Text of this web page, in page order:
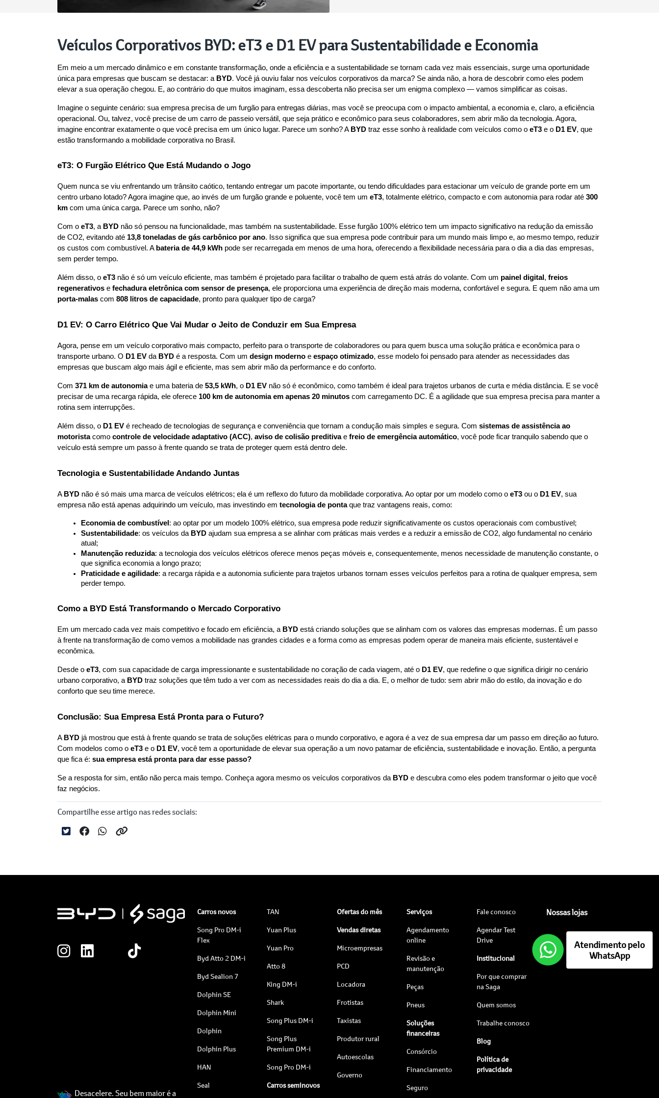
Veículos Corporativos BYD: eT3 e D1 EV para Sustentabilidade e Economia
Em meio a um mercado dinâmico e em constante transformação, onde a eficiência e a sustentabilidade se tornam cada vez mais essenciais, surge uma oportunidade
única para empresas que buscam se destacar: a BYD. Você já ouviu falar nos veículos corporativos da marca? Se ainda não, a hora de descobrir como eles podem
elevar a sua operação chegou. E, ao contrário do que muitos imaginam, essa descoberta não precisa ser um enigma complexo — vamos simplificar as coisas.
Imagine o seguinte cenário: sua empresa precisa de um furgão para entregas diárias, mas você se preocupa com o impacto ambiental, a economia e, claro, a eficiência
operacional. Ou, talvez, você precise de um carro de passeio versátil, que seja prático e econômico para seus colaboradores, sem abrir mão da tecnologia. Agora,
imagine encontrar exatamente o que você precisa em um único lugar. Parece um sonho? A BYD traz esse sonho à realidade com veículos como o eT3 e o D1 EV, que
estão transformando a mobilidade corporativa no Brasil.
eT3: O Furgão Elétrico Que Está Mudando o Jogo
Quem nunca se viu enfrentando um trânsito caótico, tentando entregar um pacote importante, ou tendo dificuldades para estacionar um veículo de grande porte em um
centro urbano lotado? Agora imagine que, ao invés de um furgão grande e poluente, você tem um eT3, totalmente elétrico, compacto e com autonomia para rodar até 300
km com uma única carga. Parece um sonho, não?
Com o eT3, a BYD não só pensou na funcionalidade, mas também na sustentabilidade. Esse furgão 100% elétrico tem um impacto significativo na redução da emissão
de CO2, evitando até 13,8 toneladas de gás carbônico por ano. Isso significa que sua empresa pode contribuir para um mundo mais limpo e, ao mesmo tempo, reduzir
os custos com combustível. A bateria de 44,9 kWh pode ser recarregada em menos de uma hora, oferecendo a flexibilidade necessária para o dia a dia das empresas,
sem perder tempo.
Além disso, o eT3 não é só um veículo eficiente, mas também é projetado para facilitar o trabalho de quem está atrás do volante. Com um painel digital , freios
regenerativos e fechadura eletrônica com sensor de presença
porta-malas com 808 litros de capacidade, pronto para qualquer tipo de carga?
D1 EV: O Carro Elétrico Que Vai Mudar o Jeito de Conduzir em Sua Empresa
Agora, pense em um veículo corporativo mais compacto, perfeito para o transporte de colaboradores ou para quem busca uma solução prática e econômica para o
transporte urbano. O D1 EV da BYD é a resposta. Com um design moderno e espaço otimizado, esse modelo foi pensado para atender as necessidades das
empresas que buscam algo mais ágil e eficiente, mas sem abrir mão da performance e do conforto.
Com 371 km de autonomia e uma bateria de 53,5 kWh, o D1 EV não só é econômico, como também é ideal para trajetos urbanos de curta e média distância. E se você
precisar de uma recarga rápida, ele oferece 100 km de autonomia em apenas 20 minutos com carregamento DC. É a agilidade que sua empresa precisa para manter a
rotina sem interrupções.
Além disso, o D1 EV é recheado de tecnologias de segurança e conveniência que tornam a condução mais simples e segura. Com sistemas de assistência ao
motorista como controle de velocidade adaptativo (ACC), aviso de colisão preditiva e freio de emergência automático, você pode ficar tranquilo sabendo que o
veículo está sempre um passo à frente quando se trata de proteger quem está dentro dele.
Tecnologia e Sustentabilidade Andando Juntas
A BYD não é só mais uma marca de veículos elétricos; ela é um reflexo do futuro da mobilidade corporativa. Ao optar por um modelo como o eT3 ou o D1 EV, sua
empresa não está apenas adquirindo um veículo, mas investindo em tecnologia de ponta que traz vantagens reais, como:
Economia de combustível : ao optar por um modelo 100% elétrico, sua empresa pode reduzir significativamente os custos operacionais com combustível;
Sustentabilidade: os veículos da BYD ajudam sua empresa a se alinhar com práticas mais verdes e a reduzir a emissão de CO2, algo fundamental no cenário
atual;
Manutenção reduzida: a tecnologia dos veículos elétricos oferece menos peças móveis e, consequentemente, menos necessidade de manutenção constante, o
que significa economia a longo prazo;
Praticidade e agilidade: a recarga rápida e a autonomia suficiente para trajetos urbanos tornam esses veículos perfeitos para a rotina de qualquer empresa, sem
perder tempo.
Como a BYD Está Transformando o Mercado Corporativo
Em um mercado cada vez mais competitivo e focado em eficiência, a BYD está criando soluções que se alinham com os valores das empresas modernas. É um passo
à frente na transformação de como vemos a mobilidade nas grandes cidades e a forma como as empresas podem operar de maneira mais eficiente, sustentável e
econômica.
Desde o eT3, com sua capacidade de carga impressionante e sustentabilidade no coração de cada viagem, até o D1 EV, que redefine o que significa dirigir no cenário
urbano corporativo, a BYD traz soluções que têm tudo a ver com as necessidades reais do dia a dia. E, o melhor de tudo: sem abrir mão do estilo, da inovação e do
conforto que seu time merece.
Conclusão: Sua Empresa Está Pronta para o Futuro?
A BYD já mostrou que está à frente quando se trata de soluções elétricas para o mundo corporativo, e agora é a vez de sua empresa dar um passo em direção ao futuro.
Com modelos como o eT3 e o D1 EV, você tem a oportunidade de elevar sua operação a um novo patamar de eficiência, sustentabilidade e inovação. Então, a pergunta
que fica é: sua empresa está pronta para dar esse passo?
Se a resposta for sim, então não perca mais tempo. Conheça agora mesmo os veículos corporativos da BYD e descubra como eles podem transformar o jeito que você
faz negócios.
Compartilhe esse artigo nas redes sociais:
Desacelere. Seu bem maior é a
Carros novos
Song Pro DM-i
Flex
Byd Atto 2 DM-i
Byd Sealion 7
Dolphin SE
Dolphin Mini
Dolphin
Dolphin Plus
HAN
Seal
TAN
Yuan Plus
Yuan Pro
Atto 8
King DM-i
Shark
Song Plus DM-i
Song Plus
Premium DM-i
Song Pro DM-i
Carros seminovos
Ofertas do mês
Vendas diretas
Microempresas
PCD
Locadora
Frotistas
Taxistas
Produtor rural
Autoescolas
Governo
Serviços
Agendamento
online
Revisão e
manutenção
Peças
Pneus
Soluções
financeiras
Consórcio
Financiamento
Seguro
Fale conosco
Agendar Test
Drive
Institucional
Por que comprar
na Saga
Quem somos
Trabalhe conosco
Blog
Política de
privacidade
Nossas lojas
Atendimento pelo
WhatsApp